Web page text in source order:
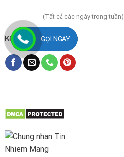
(Tất cả các ngày trong tuần)
Kết nối với chúng tôi
GỌI NGAY